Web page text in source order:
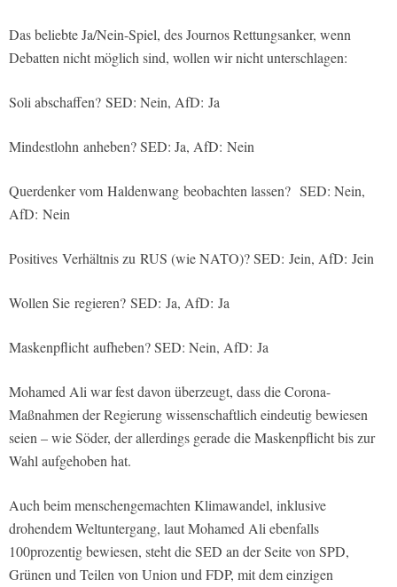
Das beliebte Ja/Nein-Spiel, des Journos Rettungsanker, wenn
Debatten nicht möglich sind, wollen wir nicht unterschlagen:
Soli abschaffen? SED: Nein, AfD: Ja
Mindestlohn anheben? SED: Ja, AfD: Nein
Querdenker vom Haldenwang beobachten lassen? SED: Nein,
AfD: Nein
Positives Verhältnis zu RUS (wie NATO)? SED: Jein, AfD: Jein
Wollen Sie regieren? SED: Ja, AfD: Ja
Maskenpflicht aufheben? SED: Nein, AfD: Ja
Mohamed Ali war fest davon überzeugt, dass die Corona-
Maßnahmen der Regierung wissenschaftlich eindeutig bewiesen
seien – wie Söder, der allerdings gerade die Maskenpflicht bis zur
Wahl aufgehoben hat.
Auch beim menschengemachten Klimawandel, inklusive
drohendem Weltuntergang, laut Mohamed Ali ebenfalls
100prozentig bewiesen, steht die SED an der Seite von SPD,
Grünen und Teilen von Union und FDP, mit dem einzigen